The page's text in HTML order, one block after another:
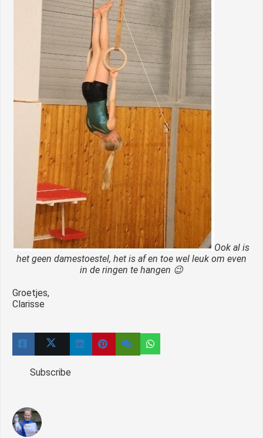
Ook al is
het geen damestoestel, het is af en toe wel leuk om even
in de ringen te hangen 😉
Groetjes,
Clarisse
Subscribe